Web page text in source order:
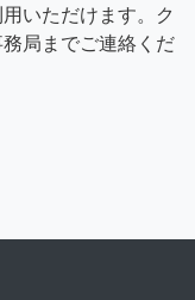
いただけます。ク
局までご連絡くだ